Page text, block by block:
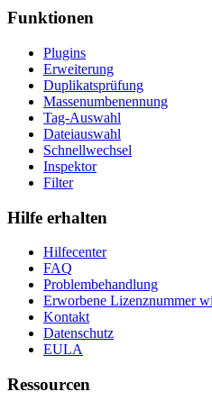
Funktionen
Plugins
Erweiterung
Duplikatsprüfung
Massenumbenennung
Tag-Auswahl
Dateiauswahl
Schnellwechsel
Inspektor
Filter
Hilfe erhalten
Hilfecenter
FAQ
Problembehandlung
Erworbene Lizenznummer
Kontakt
Datenschutz
EULA
Ressourcen